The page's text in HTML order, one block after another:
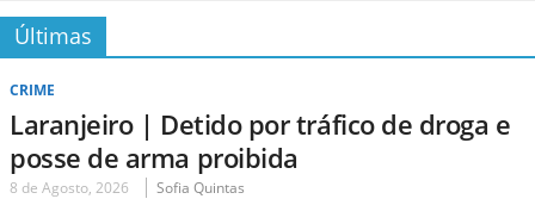
Últimas
CRIME
Laranjeiro | Detido por tráfico de droga e
posse de arma proibida
8 de Agosto, 2026 Sofia Quintas